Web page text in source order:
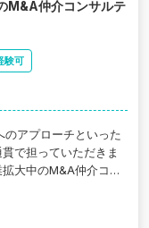
M&A仲介コンサルテ
験可
アプローチといった
で担っていただきま
大中のM&A仲介コン